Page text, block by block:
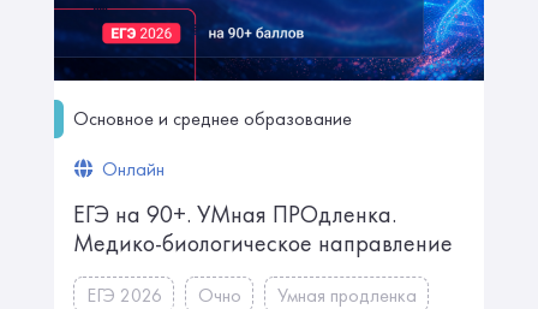
Основное и среднее образование
Онлайн
ЕГЭ на 90+. УМная ПРОдленка.
Медико-биологическое направление
ЕГЭ 2026 Очно Умная продленка